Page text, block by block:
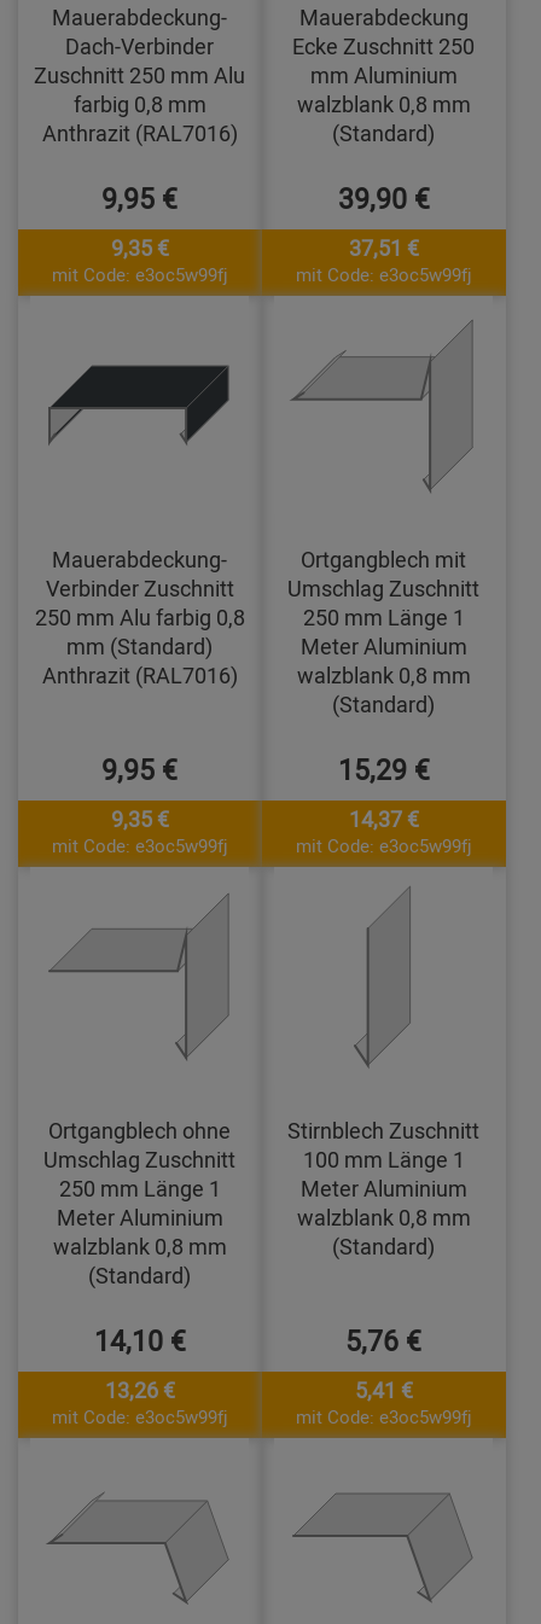
Mauerabdeckung-
Dach-Verbinder
Zuschnitt 250 mm Alu
farbig 0,8 mm
Anthrazit (RAL7016)
9,95 €
9,35 €
mit Code: e3oc5w99fj
Mauerabdeckung
Ecke Zuschnitt 250
mm Aluminium
walzblank 0,8 mm
(Standard)
39,90 €
37,51 €
mit Code: e3oc5w99fj
Mauerabdeckung-
Verbinder Zuschnitt
250 mm Alu farbig 0,8
mm (Standard)
Anthrazit (RAL7016)
9,95 €
9,35 €
mit Code: e3oc5w99fj
Ortgangblech mit
Umschlag Zuschnitt
250 mm Länge 1
Meter Aluminium
walzblank 0,8 mm
(Standard)
15,29 €
14,37 €
mit Code: e3oc5w99fj
Ortgangblech ohne
Umschlag Zuschnitt
250 mm Länge 1
Meter Aluminium
walzblank 0,8 mm
(Standard)
14,10 €
13,26 €
mit Code: e3oc5w99fj
Stirnblech Zuschnitt
100 mm Länge 1
Meter Aluminium
walzblank 0,8 mm
(Standard)
5,76 €
5,41 €
mit Code: e3oc5w99fj